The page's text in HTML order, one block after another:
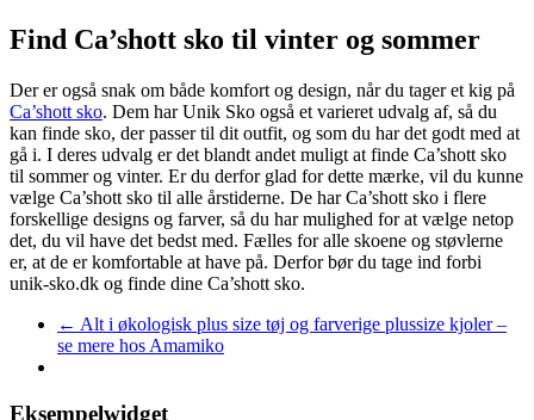
Find Ca’shott sko til vinter og sommer
Der er også snak om både komfort og design, når du tager et kig på
Ca’shott sko. Dem har Unik Sko også et varieret udvalg af, så du
kan finde sko, der passer til dit outfit, og som du har det godt med at
gå i. I deres udvalg er det blandt andet muligt at finde Ca’shott sko
til sommer og vinter. Er du derfor glad for dette mærke, vil du kunne
vælge Ca’shott sko til alle årstiderne. De har Ca’shott sko i flere
forskellige designs og farver, så du har mulighed for at vælge netop
det, du vil have det bedst med. Fælles for alle skoene og støvlerne
er, at de er komfortable at have på. Derfor bør du tage ind forbi
unik-sko.dk og finde dine Ca’shott sko.
← Alt i økologisk plus size tøj og farverige plussize kjoler –
se mere hos Amamiko
Eksempelwidget